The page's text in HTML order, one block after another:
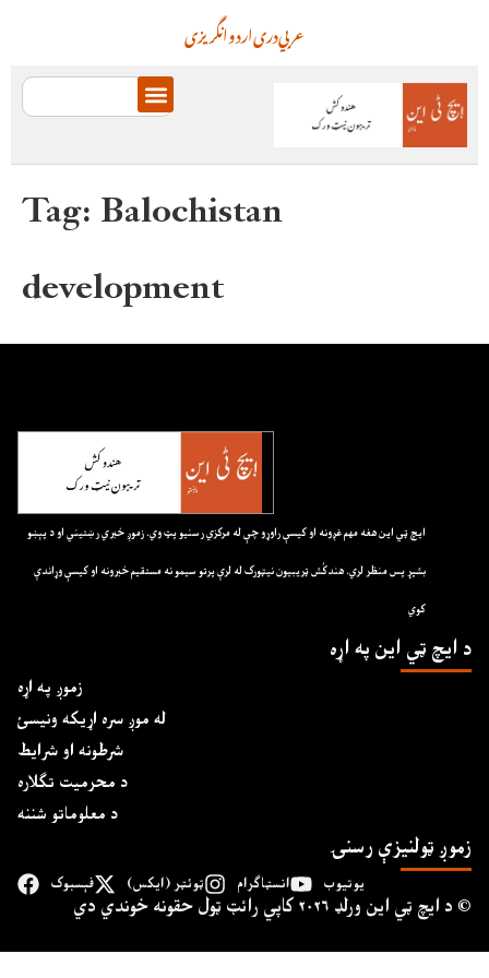
انگریزیاردودریعربي
Tag:Balochistan
development
ايچ ټي اين هغه مهم غږونه او کيسې راوړو چې له مرکزي رسنيو پټ وي. زموږ خبري رښتيني او د پېښو
بشپړ پس منظر لري. هندکُش ټريبيون نيټورک له لرې پرتو سيمو نه مستقيم خبرونه او کيسې وړاندې
کوي
د ايچ ټي اين په اړه
زموږ په اړه
له موږ سره اړیکه ونیسئ
شرطونه او شرایط
د محرمیت تګلاره
د معلوماتو شننه
زموږ ټولنیزې رسنۍ
فېسبوک ټوئټر (ایکس) انسټاګرام یوتیوب
د ايچ ټي اين وﺭلډ ۲۰۲۶ کاپي ﺭائټ ټول حقونه خوندي دي ©